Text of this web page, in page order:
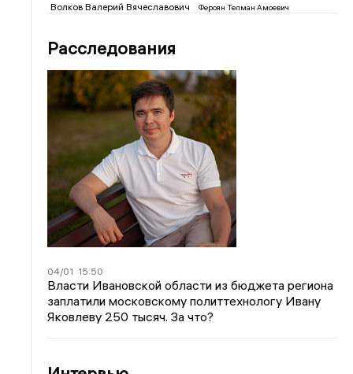
Волков Валерий Вячеславович Фероян Телман Амоевич
Расследования
04/01 15:50
Власти Ивановской области из бюджета региона
заплатили московскому политтехнологу Ивану
Яковлеву 250 тысяч. За что?